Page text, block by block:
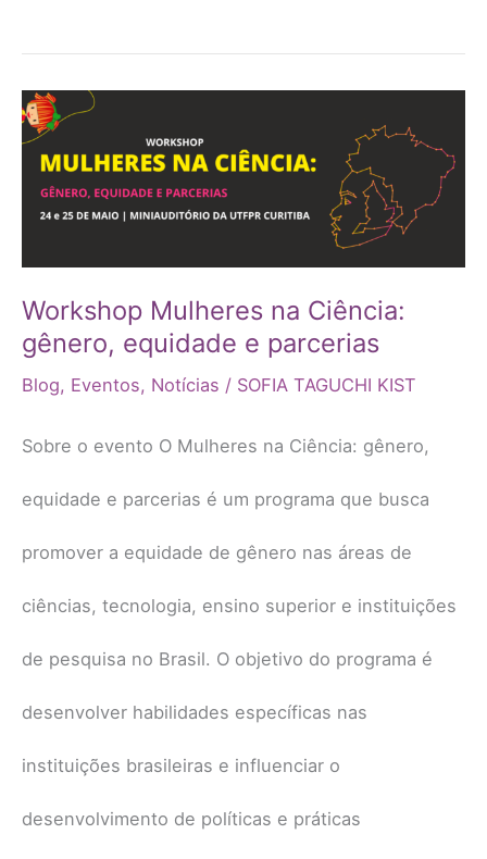
Workshop Mulheres na Ciência:
gênero, equidade e parcerias
Blog, Eventos, Notícias / SOFIA TAGUCHI KIST
Sobre o evento O Mulheres na Ciência: gênero,
equidade e parcerias é um programa que busca
promover a equidade de gênero nas áreas de
ciências, tecnologia, ensino superior e instituições
de pesquisa no Brasil. O objetivo do programa é
desenvolver habilidades específicas nas
instituições brasileiras e influenciar o
desenvolvimento de políticas e práticas
Workshop
Mulheres
na
gênero,
equidade
e
parcerias